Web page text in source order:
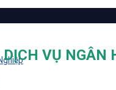
VỤ NGÂN